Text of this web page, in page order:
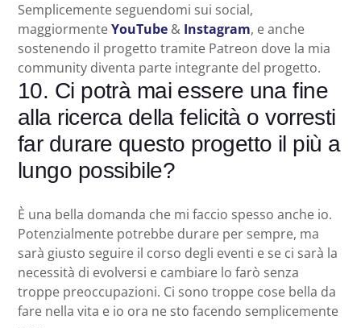
Semplicemente seguendomi sui social,
maggiormenteYouTube & Instagram, e anche
sostenendo il progetto tramite Patreon dove la mia
community diventa parte integrante del progetto.
10. Ci potrà mai essere una fine
alla ricerca della felicità o vorresti
far durare questo progetto il più a
lungo possibile?
È una bella domanda che mi faccio spesso anche io.
Potenzialmente potrebbe durare per sempre, ma
sarà giusto seguire il corso degli eventi e se ci sarà la
necessità di evolversi e cambiare lo farò senza
troppe preoccupazioni. Ci sono troppe cose bella da
fare nella vita e io ora ne sto facendo semplicemente